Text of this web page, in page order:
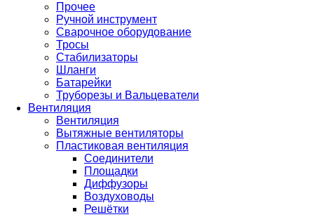
Прочее
Ручной инструмент
Сварочное оборудование
Тросы
Стабилизаторы
Шланги
Батарейки
Труборезы и Вальцеватели
Вентиляция
Вентиляция
Вытяжные вентиляторы
Пластиковая вентиляция
Соединители
Площадки
Диффузоры
Воздуховоды
Решётки